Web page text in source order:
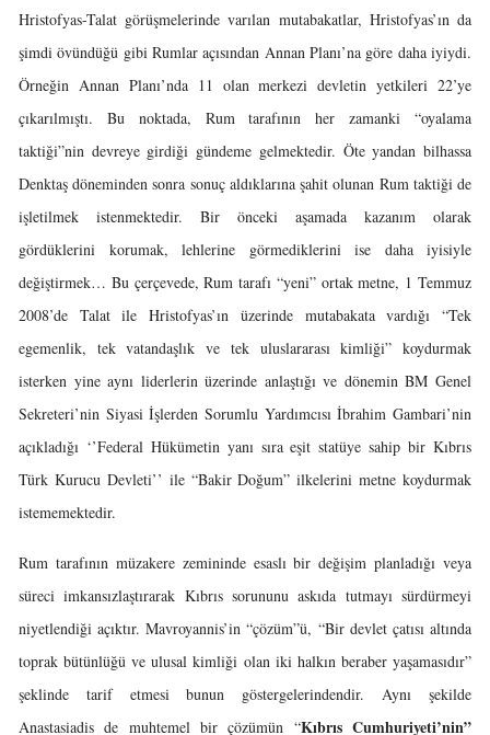
Hristofyas-Talat görüşmelerinde varılan mutabakatlar, Hristofyas’ın da
şimdi övündüğü gibi Rumlar açısından Annan Planı’na göre daha iyiydi.
Örneğin Annan Planı’nda 11 olan merkezi devletin yetkileri 22’ye
çıkarılmıştı. Bu noktada, Rum tarafının her zamanki “oyalama
taktiği”nin devreye girdiği gündeme gelmektedir. Öte yandan bilhassa
Denktaş döneminden sonra sonuç aldıklarına şahit olunan Rum taktiği de
işletilmek istenmektedir. Bir önceki aşamada kazanım olarak
gördüklerini korumak, lehlerine görmediklerini ise daha iyisiyle
değiştirmek… Bu çerçevede, Rum tarafı “yeni” ortak metne, 1 Temmuz
2008’de Talat ile Hristofyas’ın üzerinde mutabakata vardığı “Tek
egemenlik, tek vatandaşlık ve tek uluslararası kimliği” koydurmak
isterken yine aynı liderlerin üzerinde anlaştığı ve dönemin BM Genel
Sekreteri’nin Siyasi İşlerden Sorumlu Yardımcısı İbrahim Gambari’nin
açıkladığı ‘’Federal Hükümetin yanı sıra eşit statüye sahip bir Kıbrıs
Türk Kurucu Devleti’’ ile “Bakir Doğum” ilkelerini metne koydurmak
istememektedir.
Rum tarafının müzakere zemininde esaslı bir değişim planladığı veya
süreci imkansızlaştırarak Kıbrıs sorununu askıda tutmayı sürdürmeyi
niyetlendiği açıktır. Mavroyannis’in “çözüm”ü, “Bir devlet çatısı altında
toprak bütünlüğü ve ulusal kimliği olan iki halkın beraber yaşamasıdır”
şeklinde tarif etmesi bunun göstergelerindendir. Aynı şekilde
Anastasiadis de muhtemel bir çözümün “Kıbrıs Cumhuriyeti’nin”